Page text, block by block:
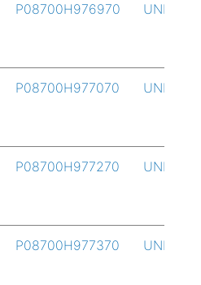
P08700H976970 UND
P08700H977070 UND
P08700H977270 UND
P08700H977370 UND